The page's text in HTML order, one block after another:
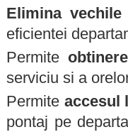
Elimina
eficientei
Permite
serviciu si a
Permite accesul
pontaj pe